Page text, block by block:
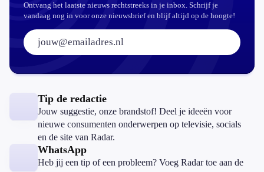
Ontvang het laatste nieuws rechtstreeks in je inbox. Schrijf je
vandaag nog in voor onze nieuwsbrief en blijf altijd op de hoogte!
E-mailadres:
Tip de redactie
Jouw suggestie, onze brandstof! Deel je ideeën voor
nieuwe consumenten onderwerpen op televisie, socials
en de site van Radar.
WhatsApp
Heb jij een tip of een probleem? Voeg Radar toe aan de